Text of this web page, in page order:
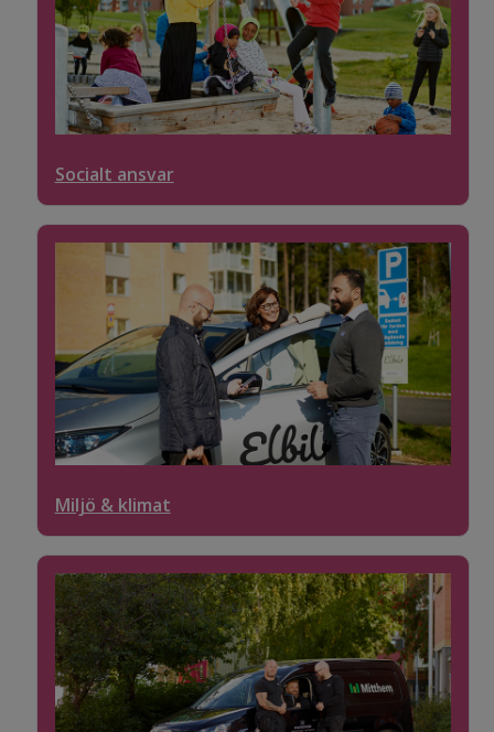
Socialt ansvar
Miljö & klimat